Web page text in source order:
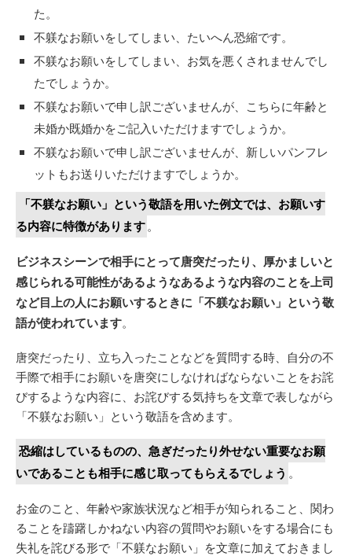
た。
不躾なお願いをしてしまい、たいへん恐縮です。
不躾なお願いをしてしまい、お気を悪くされませんでし
たでしょうか。
不躾なお願いで申し訳ございませんが、こちらに年齢と
未婚か既婚かをご記入いただけますでしょうか。
不躾なお願いで申し訳ございませんが、新しいパンフレ
ットもお送りいただけますでしょうか。
「不躾なお願い」という敬語を用いた例文では、お願いす
る内容に特徴があります。
ビジネスシーンで相手にとって唐突だったり、厚かましいと
感じられる可能性があるようなあるような内容のことを上司
など目上の人にお願いするときに「不躾なお願い」という敬
語が使われています。
唐突だったり、立ち入ったことなどを質問する時、自分の不
手際で相手にお願いを唐突にしなければならないことをお詫
びするような内容に、お詫びする気持ちを文章で表しながら
「不躾なお願い」という敬語を含めます。
恐縮はしているものの、急ぎだったり外せない重要なお願
いであることも相手に感じ取ってもらえるでしょう 。
お金のこと、年齢や家族状況など相手が知られること、関わ
ることを躊躇しかねない内容の質問やお願いをする場合にも
失礼を詫びる形で「不躾なお願い」を文章に加えておきまし